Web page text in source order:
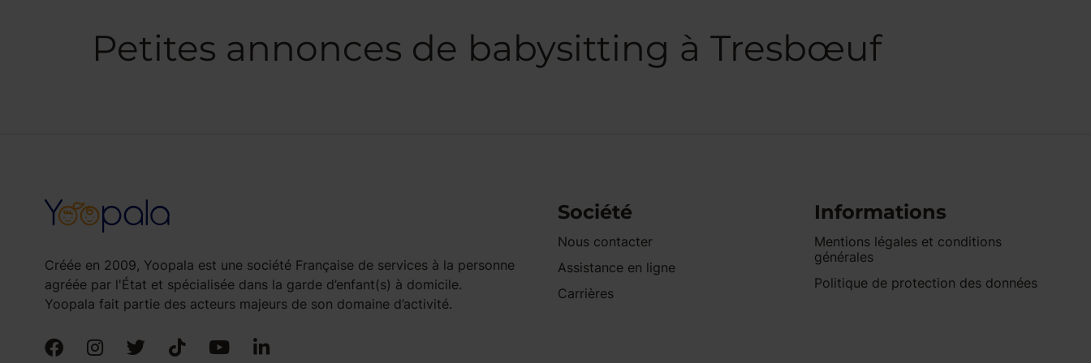
Petites annonces de babysitting à Tresbœuf
Créée en 2009, Yoopala est une société Française de services à la personne
agréée par l'État et spécialisée dans la garde d’enfant(s) à domicile.
Yoopala fait partie des acteurs majeurs de son domaine d’activité.
Société
Nous contacter
Assistance en ligne
Carrières
Informations
Mentions légales et conditions
générales
Politique de protection des données